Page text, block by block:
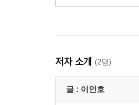
저자 소개 (2명)
글 : 이인호